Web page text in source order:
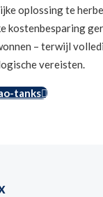
oplossing te
kostenbesparing
– terwijl
vereisten.
tanks